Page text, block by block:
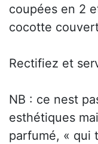
coupées en 2
cocotte
Rectifiez et
NB : ce nest
esthétiques
parfumé, « qui